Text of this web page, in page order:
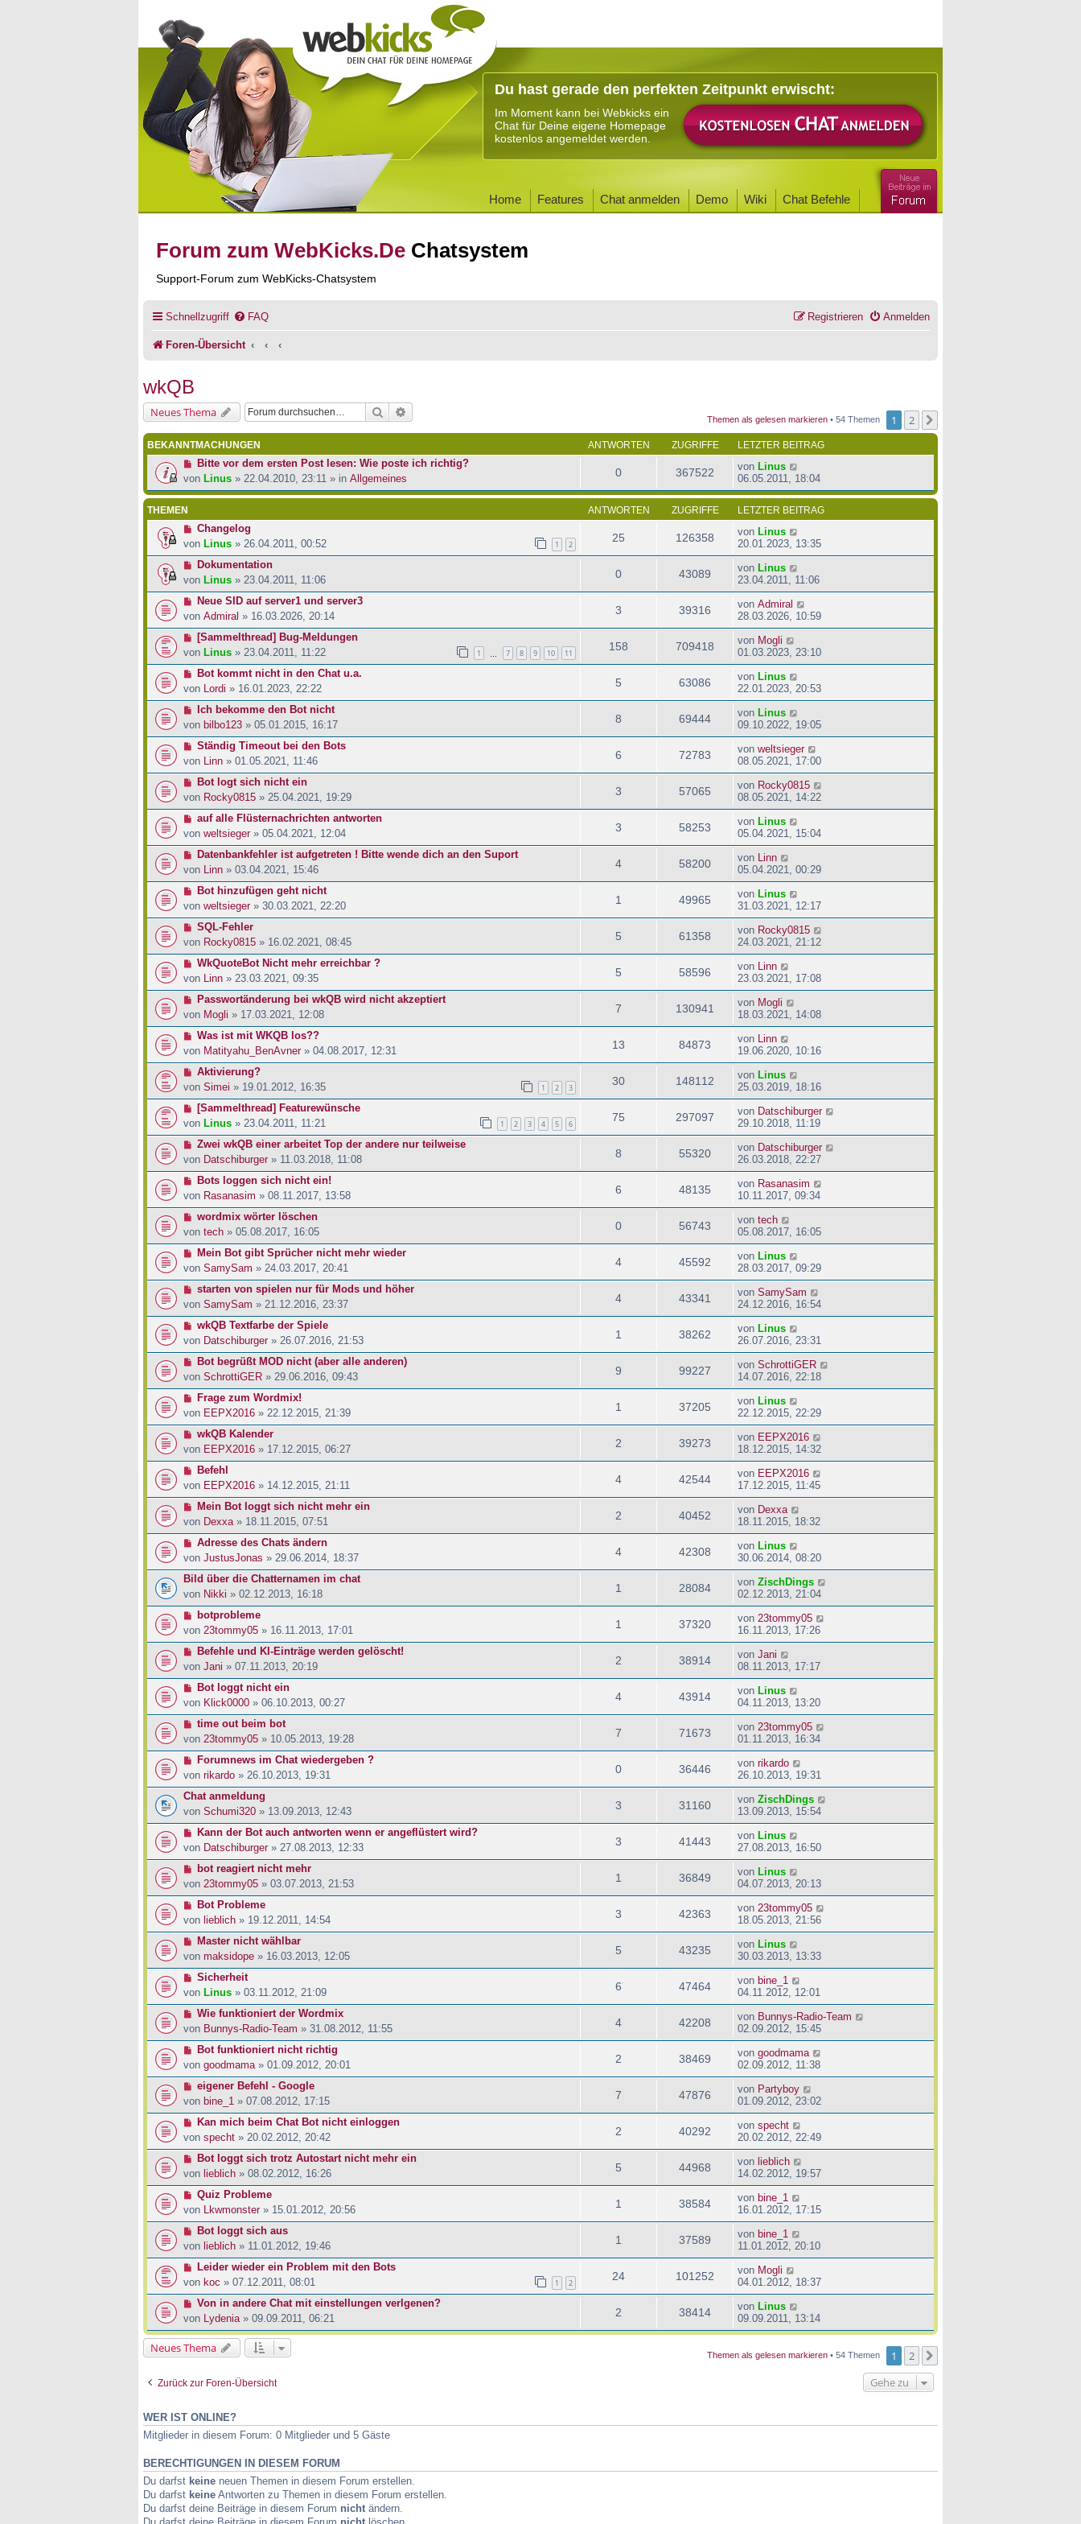
Du hast gerade den perfekten Zeitpunkt erwischt:
Im Moment kann bei Webkicks ein
Chat für Deine eigene Homepage
kostenlos angemeldet werden.
Home Features Chat anmelden Demo Wiki Chat Befehle
Forum zum WebKicks.De Chatsystem
Support-Forum zum WebKicks-Chatsystem
Schnellzugriff FAQ Anmelden
Registrieren
Foren-Übersicht
wkQB
Neues Thema Suche
Themen als gelesen markieren • 54 Themen 1 2
BEKANNTMACHUNGEN ANTWORTEN ZUGRIFFE LETZTER BEITRAG
Bitte vor dem ersten Post lesen: Wie poste ich richtig?
von Linus » 22.04.2010, 23:11 » in Allgemeines 0 367522 von Linus
06.05.2011, 18:04
THEMEN ANTWORTEN ZUGRIFFE LETZTER BEITRAG
Changelog
von Linus » 26.04.2011, 00:52 1 2
25 126358 von Linus
20.01.2023, 13:35
Dokumentation
von Linus » 23.04.2011, 11:06 0 43089 von Linus
23.04.2011, 11:06
Neue SID auf server1 und server3
von Admiral » 16.03.2026, 20:14 3 39316 von Admiral
28.03.2026, 10:59
[Sammelthread] Bug-Meldungen
von Linus » 23.04.2011, 11:22 1 7 8 9 10 11
158 709418 von Mogli
01.03.2023, 23:10
Bot kommt nicht in den Chat u.a.
von
Lordi » 16.01.2023, 22:22 5 63086 von Linus
22.01.2023, 20:53
Ich bekomme den Bot nicht
von bilbo123 » 05.01.2015, 16:17 8 69444 von Linus
09.10.2022, 19:05
Ständig Timeout bei den Bots
von
Linn » 01.05.2021, 11:46 6 72783 von weltsieger
08.05.2021, 17:00
Bot logt sich nicht ein
von Rocky0815 » 25.04.2021, 19:29 3 57065 von Rocky0815
08.05.2021, 14:22
auf alle Flüsternachrichten antworten
von weltsieger» 05.04.2021, 12:04 3 58253 von Linus
05.04.2021, 15:04
Datenbankfehler ist aufgetreten ! Bitte wende dich an den Suport
von
Linn » 03.04.2021, 15:46 4 58200 von
Linn
05.04.2021, 00:29
Bot hinzufügen geht nicht
von weltsieger» 30.03.2021, 22:20 1 49965 von Linus
31.03.2021, 12:17
SQL-Fehler
von Rocky0815 » 16.02.2021, 08:45 5 61358 von Rocky0815
24.03.2021, 21:12
WkQuoteBot Nicht mehr erreichbar ?
von
Linn » 23.03.2021, 09:35 5 58596 von
Linn
23.03.2021, 17:08
Passwortänderung bei wkQB wird nicht akzeptiert
von Mogli » 17.03.2021, 12:08 7 130941 von Mogli
18.03.2021, 14:08
Was ist mit WKQB los??
von Matityahu_BenAvner» 04.08.2017, 12:31 13 84873 von
Linn
19.06.2020, 10:16
Aktivierung?
von Simei » 19.01.2012, 16:35 1 2 3
30 148112 von Linus
25.03.2019, 18:16
[Sammelthread] Featurewünsche
von Linus » 23.04.2011, 11:21 1 2 3 4 5 6
75 297097 von Datschiburger
29.10.2018, 11:19
Zwei wkQB einer arbeitet Top der andere nur teilweise
von Datschiburger » 11.03.2018, 11:08 8 55320 von Datschiburger
26.03.2018, 22:27
Bots loggen sich nicht ein!
von Rasanasim » 08.11.2017, 13:58 6 48135 von Rasanasim
10.11.2017, 09:34
wordmix wörter löschen
von tech » 05.08.2017, 16:05 0 56743 von tech
05.08.2017, 16:05
Mein Bot gibt Sprücher nicht mehr wieder
von SamySam » 24.03.2017, 20:41 4 45592 von Linus
28.03.2017, 09:29
starten von spielen nur für Mods und höher
von SamySam » 21.12.2016, 23:37 4 43341 von SamySam
24.12.2016, 16:54
wkQB Textfarbe der Spiele
von Datschiburger» 26.07.2016, 21:53 1 38262 von Linus
26.07.2016, 23:31
Bot begrüßt MOD nicht (aber alle anderen)
von SchrottiGER » 29.06.2016, 09:43 9 99227 von SchrottiGER
14.07.2016, 22:18
Frage zum Wordmix!
von EEPX2016 » 22.12.2015, 21:39 1 37205 von Linus
22.12.2015, 22:29
wkQB Kalender
von EEPX2016 » 17.12.2015, 06:27 2 39273 von EEPX2016
18.12.2015, 14:32
Befehl
von EEPX2016 » 14.12.2015, 21:11 4 42544 von EEPX2016
17.12.2015, 11:45
Mein Bot loggt sich nicht mehr ein
von Dexxa » 18.11.2015, 07:51 2 40452 von Dexxa
18.11.2015, 18:32
Adresse des Chats ändern
von JustusJonas » 29.06.2014, 18:37 4 42308 von Linus
30.06.2014, 08:20
Bild über die Chatternamen im chat
von Nikki » 02.12.2013, 16:18 1 28084 von ZischDings
02.12.2013, 21:04
botprobleme
von 23tommy05 » 16.11.2013, 17:01 1 37320 von 23tommy05
16.11.2013, 17:26
Befehle und KI-Einträge werden gelöscht!
von Jani » 07.11.2013, 20:19 2 38914 von Jani
08.11.2013, 17:17
Bot loggt nicht ein
von Klick0000 » 06.10.2013, 00:27 4 43914 von Linus
04.11.2013, 13:20
time out beim bot
von 23tommy05 » 10.05.2013, 19:28 7 71673 von 23tommy05
01.11.2013, 16:34
Forumnews im Chat wiedergeben ?
von rikardo » 26.10.2013, 19:31 0 36446 von rikardo
26.10.2013, 19:31
Chat anmeldung
von Schumi320 » 13.09.2013, 12:43 3 31160 von ZischDings
13.09.2013, 15:54
Kann der Bot auch antworten wenn er angeflüstert wird?
von Datschiburger» 27.08.2013, 12:33 3 41443 von Linus
27.08.2013, 16:50
bot reagiert nicht mehr
von 23tommy05 » 03.07.2013, 21:53 1 36849 von Linus
04.07.2013, 20:13
Bot Probleme
von lieblich » 19.12.2011, 14:54 3 42363 von 23tommy05
18.05.2013, 21:56
Master nicht wählbar
von maksidope » 16.03.2013, 12:05 5 43235 von Linus
30.03.2013, 13:33
Sicherheit
von Linus » 03.11.2012, 21:09 6 47464 von bine_1
04.11.2012, 12:01
Wie funktioniert der Wordmix
von Bunnys-Radio-Team » 31.08.2012, 11:55 4 42208 von Bunnys-Radio-Team
02.09.2012, 15:45
Bot funktioniert nicht richtig
von goodmama » 01.09.2012, 20:01 2 38469 von goodmama
02.09.2012, 11:38
eigener Befehl - Google
von bine_1 » 07.08.2012, 17:15 7 47876 von Partyboy
01.09.2012, 23:02
Kan mich beim Chat Bot nicht einloggen
von specht » 20.02.2012, 20:42 2 40292 von specht
20.02.2012, 22:49
Bot loggt sich trotz Autostart nicht mehr ein
von lieblich » 08.02.2012, 16:26 5 44968 von lieblich
14.02.2012, 19:57
Quiz Probleme
von
Lkwmonster» 15.01.2012, 20:56 1 38584 von bine_1
16.01.2012, 17:15
Bot loggt sich aus
von lieblich » 11.01.2012, 19:46 1 37589 von bine_1
11.01.2012, 20:10
Leider wieder ein Problem mit den Bots
von koc » 07.12.2011, 08:01 1 2
24 101252 von Mogli
04.01.2012, 18:37
Von in andere Chat mit einstellungen verlgenen?
von
Lydenia » 09.09.2011, 06:21 2 38414 von Linus
09.09.2011, 13:14
Neues Thema Themen als gelesen markieren • 54 Themen 1 2
Zurück zur Foren-Übersicht Gehe zu
WER IST ONLINE?
Mitglieder in diesem Forum: 0 Mitglieder und 5 Gäste
BERECHTIGUNGEN IN DIESEM FORUM
Du darfst keine neuen Themen in diesem Forum erstellen.
Du darfst keine Antworten zu Themen in diesem Forum erstellen.
Du darfst deine Beiträge in diesem Forum nicht ändern.